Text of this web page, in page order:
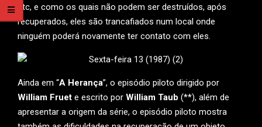
etc, e como os quais não podem ser destruídos, após
recuperados, eles são trancafiados num local onde
ninguém poderá novamente ter contato com eles.
Ainda em “A Herança”, o episódio piloto dirigido por
William Fruet e escrito por William Taub (**), além de
apresentar a origem da série, o episódio piloto mostra